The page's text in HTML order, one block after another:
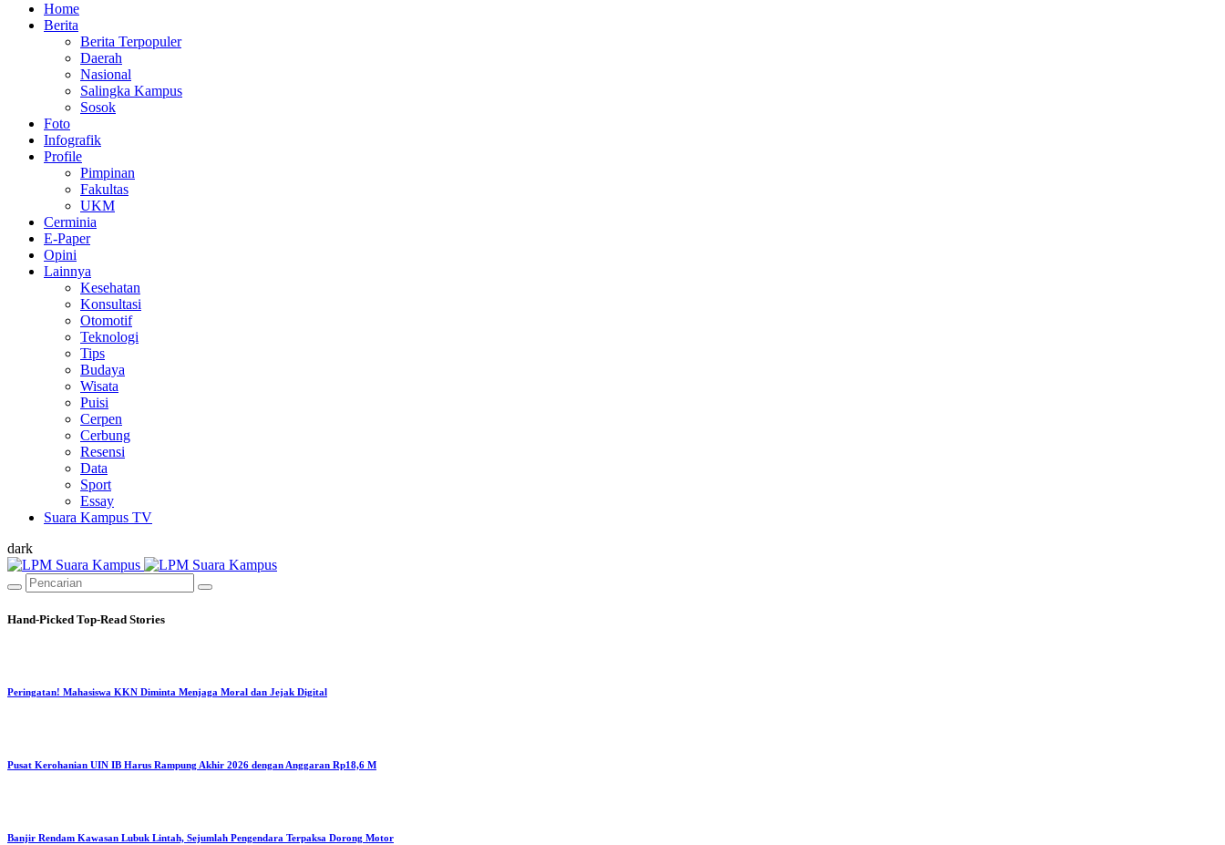
Home
Berita
Berita Terpopuler
Daerah
Nasional
Salingka Kampus
Sosok
Foto
Infografik
Profile
Pimpinan
Fakultas
UKM
Cerminia
E-Paper
Opini
Lainnya
Kesehatan
Konsultasi
Otomotif
Teknologi
Tips
Budaya
Wisata
Puisi
Cerpen
Cerbung
Resensi
Data
Sport
Essay
Suara Kampus TV
dark
Hand-Picked Top-Read Stories
Peringatan! Mahasiswa KKN Diminta Menjaga Moral dan Jejak Digital
Pusat Kerohanian UIN IB Harus Rampung Akhir 2026 dengan Anggaran Rp18,6 M
Banjir Rendam Kawasan Lubuk Lintah, Sejumlah Pengendara Terpaksa Dorong Motor